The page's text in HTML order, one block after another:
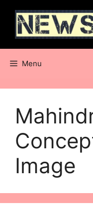
content
Menu
Image